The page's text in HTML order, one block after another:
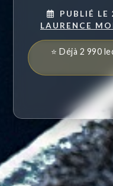
PUBLIÉ
LAURENCE
⭐ Déjà 2 990